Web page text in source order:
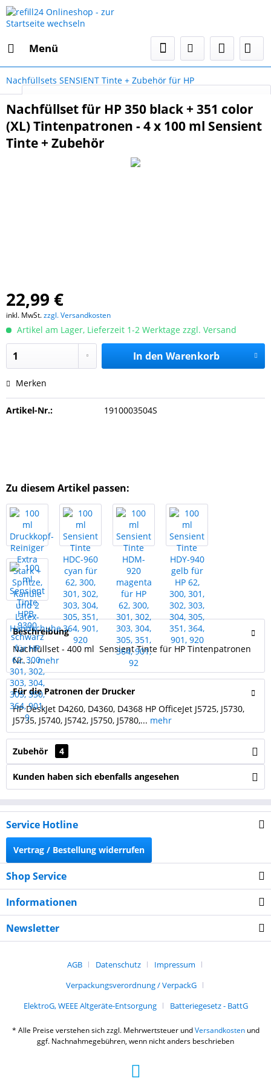
Menü
Nachfüllsets SENSIENT Tinte + Zubehör für HP
Nachfüllset für HP 350 black + 351 color
(XL) Tintenpatronen - 4 x 100 ml Sensient
Tinte + Zubehör
22,99 €
inkl. MwSt.zzgl. Versandkosten
Artikel am Lager, Lieferzeit 1-2 Werktage zzgl. Versand
In den Warenkorb
Merken
Artikel-Nr.: 1910003504S
Zu diesem Artikel passen:
Beschreibung
Nachfüllset - 400 ml Sensient Tinte für HP Tintenpatronen
Nr. ...mehr
Für die Patronen der Drucker
HP DeskJet D4260, D4360, D4368 HP OfficeJet J5725, J5730,
J5735, J5740, J5742, J5750, J5780,... mehr
Zubehör 4
Kunden haben sich ebenfalls angesehen
Service Hotline
Vertrag / Bestellung widerrufen
Shop Service
Informationen
Newsletter
AGB Datenschutz
Impressum
Verpackungsverordnung / VerpackG
ElektroG, WEEE Altgeräte-Entsorgung
Batteriegesetz - BattG
* Alle Preise verstehen sich zzgl. Mehrwertsteuer undVersandkostenund
ggf. Nachnahmegebühren, wenn nicht anders beschrieben